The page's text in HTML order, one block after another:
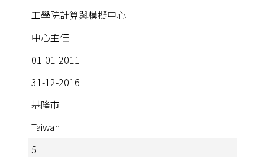
工學院計算與模擬中心
中心主任
01-01-2011
31-12-2016
基隆市
Taiwan
5